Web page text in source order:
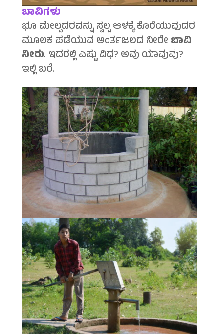
ಬಾವಿಗಳು
ಭೂ ಮೇಲ್ಪದರವನ್ನು ಸ್ವಲ್ಪ ಆಳಕ್ಕೆ ಕೊರೆಯುವುದರ
ಮೂಲಕ ಪಡೆಯುವ ಅಂರ್ತಜಲದ ನೀರೇ ಬಾವಿ
ನೀರು. ಇದರಲ್ಲಿ ಎಷ್ಟು ವಿಧ? ಅವು ಯಾವುವು?
ಇಲ್ಲಿ ಬರೆ.